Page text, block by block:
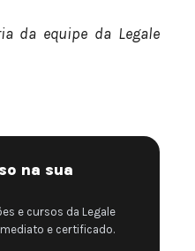
da equipe da Legale
na sua
e cursos da Legale
e certificado.